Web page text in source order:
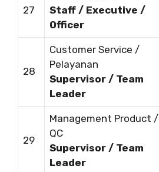
27
Staff / Executive /
Officer
28
Customer Service /
Pelayanan
Supervisor / Team
Leader
29
Management Product /
QC
Supervisor / Team
Leader